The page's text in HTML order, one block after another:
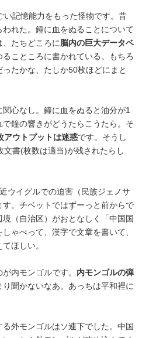
い記憶能力をもった怪物です。昔
れた。鐘に血をぬることについて
たちどころに脳内の巨大データベ
こところに書かれている。もちろ
たかな、たしか50枚ほどにまと
心なし。鐘に血をぬると油分が1
鐘の響きがどうたらこうたら。そ
アウトプットは迷惑です。そうし
書(枚数は適当)が残されたらし
ウイグルでの迫害（民族ジェノサ
。チベットではずーっと前からで
（自治区）がおとなしく「中国国
ゃべって、漢字で文章を書いて、
ほしい。
内モンゴルです。 内モンゴルの弾
聞かないなあ。あっちは平和裡に
外モンゴルはソ連下でした。中国